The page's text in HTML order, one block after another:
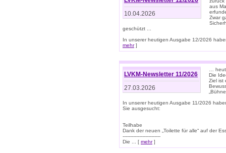
10.04.2026
aus
Zwar
geschützt ...
In unserer heutigen Ausgabe 12/2026
mehr]
LVKM-Newsletter 11/2026
27.03.2026
…
Die
Ziel ist
In unserer heutigen Ausgabe 11/2026
Sie ausgesucht:
Teilhabe
Dank der neuen „Toilette für alle“ auf der
-------------------------
Die ... [ mehr]